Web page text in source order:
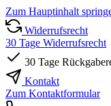
Zum Hauptinhalt
Widerrufsrecht
30 Tage Widerrufsrecht
30 Tage
Kontakt
Zum Kontaktformular